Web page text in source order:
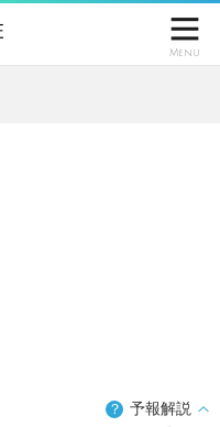

Menu
？ 予報解説